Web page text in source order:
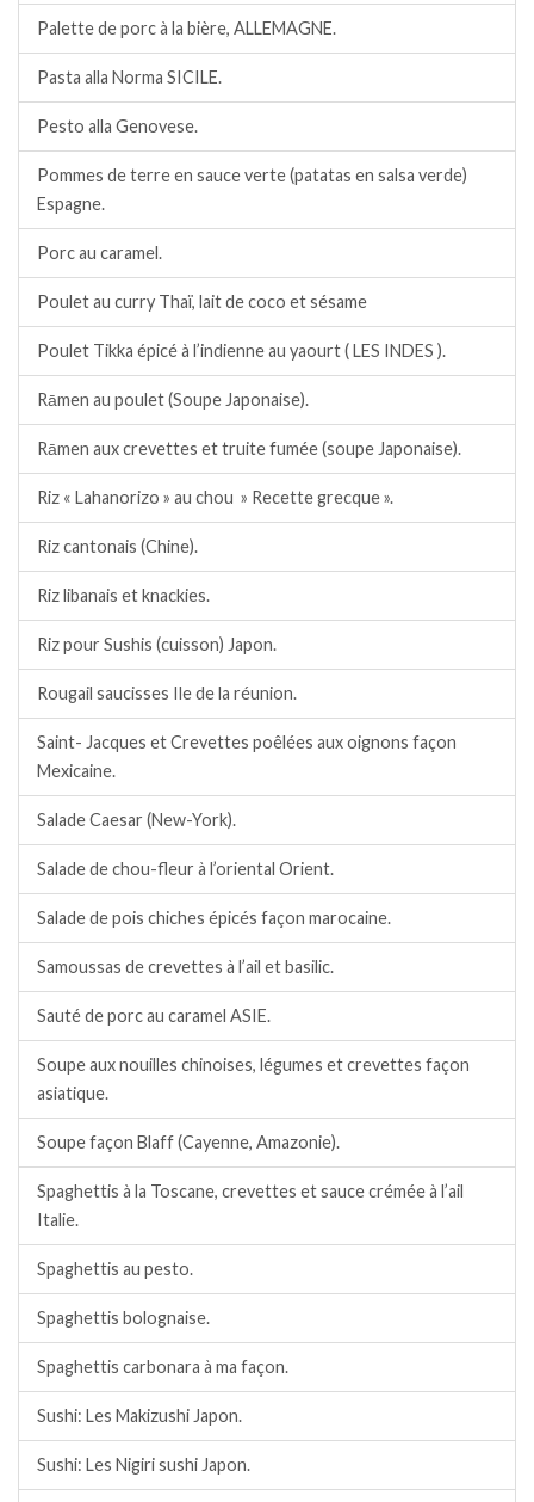
Palette de porc à la bière, ALLEMAGNE.
Pasta alla Norma SICILE.
Pesto alla Genovese.
Pommes de terre en sauce verte (patatas en salsa verde)
Espagne.
Porc au caramel.
Poulet au curry Thaï, lait de coco et sésame
Poulet Tikka épicé à l’indienne au yaourt ( LES INDES ).
Rāmen au poulet (Soupe Japonaise).
Rāmen aux crevettes et truite fumée (soupe Japonaise).
Riz « Lahanorizo » au chou » Recette grecque ».
Riz cantonais (Chine).
Riz libanais et knackies.
Riz pour Sushis (cuisson) Japon.
Rougail saucisses Ile de la réunion.
Saint- Jacques et Crevettes poêlées aux oignons façon
Mexicaine.
Salade Caesar (New-York).
Salade de chou-fleur à l’oriental Orient.
Salade de pois chiches épicés façon marocaine.
Samoussas de crevettes à l’ail et basilic.
Sauté de porc au caramel ASIE.
Soupe aux nouilles chinoises, légumes et crevettes façon
asiatique.
Soupe façon Blaff (Cayenne, Amazonie).
Spaghettis à la Toscane, crevettes et sauce crémée à l’ail
Italie.
Spaghettis au pesto.
Spaghettis bolognaise.
Spaghettis carbonara à ma façon.
Sushi: Les Makizushi Japon.
Sushi: Les Nigiri sushi Japon.